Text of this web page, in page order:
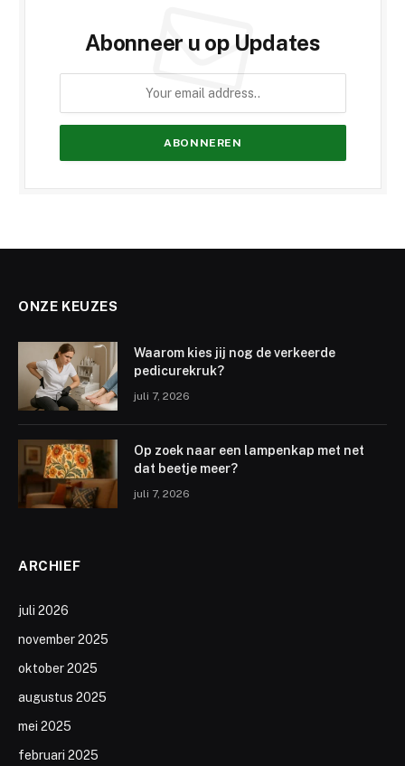
Abonneer u op Updates
ONZE KEUZES
Waarom kies jij nog de verkeerde
pedicurekruk?
juli 7, 2026
Op zoek naar een lampenkap met net
dat beetje meer?
juli 7, 2026
ARCHIEF
juli 2026
november 2025
oktober 2025
augustus 2025
mei 2025
februari 2025